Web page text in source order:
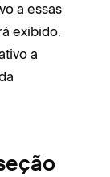
a essas
exibido.
a